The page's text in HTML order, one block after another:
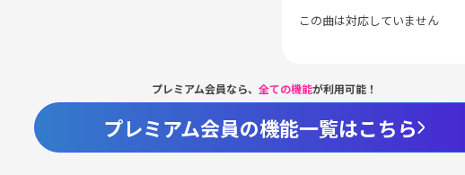
この曲は対応していません
プレミアム会員なら、 全ての機能が利用可能！
プレミアム会員の機能一覧はこちら